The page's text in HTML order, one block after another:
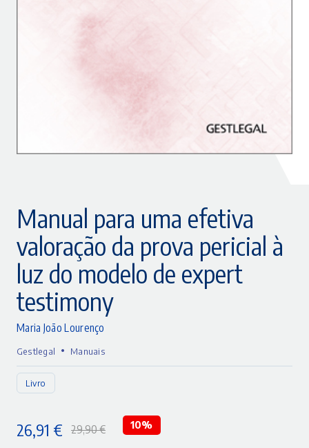
Manual para uma efetiva
valoração da prova pericial à
luz do modelo de expert
testimony
Maria João Lourenço
Gestlegal • Manuais
Livro
29,90€
26,91 € 10%